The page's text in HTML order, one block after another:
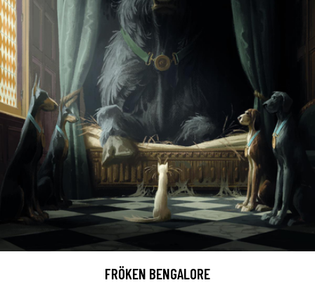
FRÖKEN BENGALORE